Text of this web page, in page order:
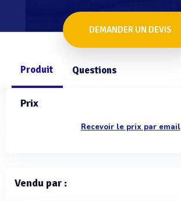
DEMANDER UN DEVIS
Produit Questions
Prix
Recevoir le prix par email
Vendu par :